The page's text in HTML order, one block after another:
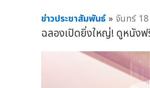
ข่าวประชาสัมพันธ์ » จันทร์
ฉลองเปิดยิ่งใหญ่! ดูหนัง